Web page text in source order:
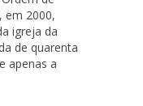
em 2000,
igreja da
de quarenta
apenas a